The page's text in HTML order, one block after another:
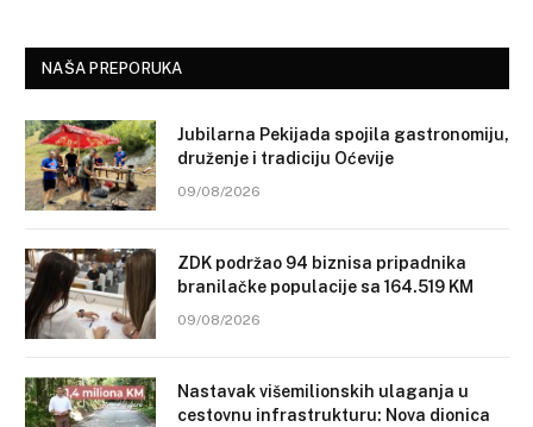
NAŠA PREPORUKA
Jubilarna Pekijada spojila gastronomiju,
druženje i tradiciju Oćevije
09/08/2026
ZDK podržao 94 biznisa pripadnika
branilačke populacije sa 164.519 KM
09/08/2026
Nastavak višemilionskih ulaganja u
cestovnu infrastrukturu: Nova dionica